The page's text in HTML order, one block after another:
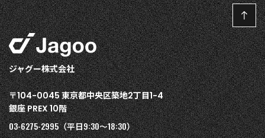
ジャグー株式会社
〒104-0045東京都中央区築地2丁目1-4
銀座PREX 10階
03-6275-2995（平日9:30〜18:30）